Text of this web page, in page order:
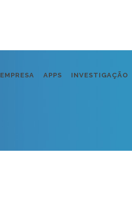
EMPRESA APPS INVESTIGAÇÃO